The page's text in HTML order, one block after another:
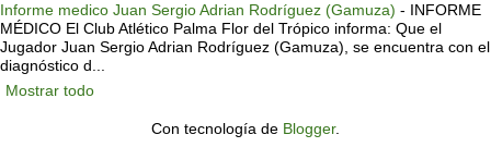
Informe medico Juan Sergio Adrian Rodríguez (Gamuza) - INFORME
MÉDICO El Club Atlético Palma Flor del Trópico informa: Que el
Jugador Juan Sergio Adrian Rodríguez (Gamuza), se encuentra con el
diagnóstico d...
Mostrar todo
Con tecnología de Blogger.